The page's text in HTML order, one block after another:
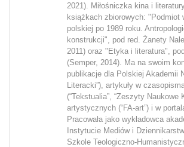
2021). Miłośniczka kina i
książkach zbiorowych: "Podmiot
polskiej po 1989 roku.
konstrukcji", pod red. Żanety
2011) oraz "Etyka i literatura",
(Semper, 2014). Ma na swoim
publikacje dla Polskiej Akademii
Literacki”), artykuły w
(“Tekstualia”, “Zeszyty Naukowe
artystycznych (“FA-art”) i w
Pracowała jako wykładowca
Instytucie Mediów i
Szkole Teologiczno-